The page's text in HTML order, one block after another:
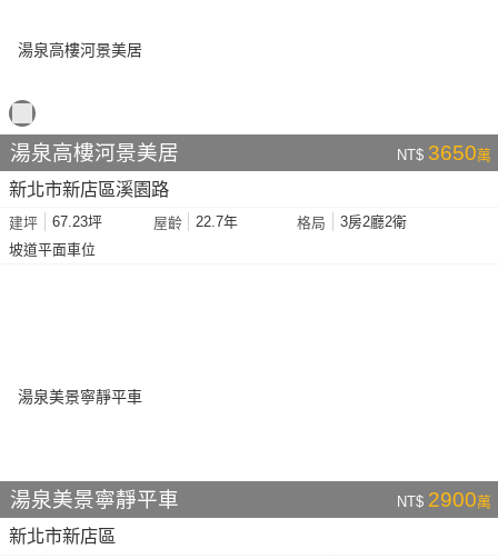
湯泉高樓河景美居 NT$ 3650萬
新北市新店區溪園路
建坪 67.23坪 屋齡 22.7年 格局
3房2廳2衛
坡道平面車位
湯泉美景寧靜平車 NT$ 2900萬
新北市新店區